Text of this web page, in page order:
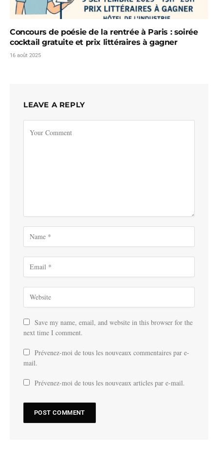
Concours de poésie de la rentrée à Paris : soirée
cocktail gratuite et prix littéraires à gagner
16 août 2025
LEAVE A REPLY
Save my name, email, and website in this browser for the
next time I comment.
Prévenez-moi de tous les nouveaux commentaires par e-
mail.
Prévenez-moi de tous les nouveaux articles par e-mail.